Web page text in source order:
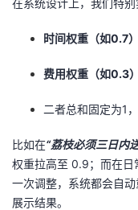
在系统设计上，我们特别
时间权重（如0.7）
费用权重（如0.3）
二者总和固定为1
比如在“荔枝必须三日内
权重拉高至 0.9；而在日
一次调整，系统都会自
展示结果。